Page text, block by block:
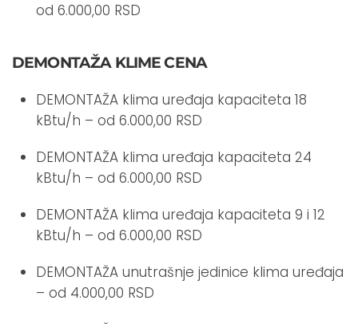
od 6.000,00 RSD
DEMONTAŽA KLIME CENA
DEMONTAŽA klima uređaja kapaciteta 18
kBtu/h – od 6.000,00 RSD
DEMONTAŽA klima uređaja kapaciteta 24
kBtu/h – od 6.000,00 RSD
DEMONTAŽA klima uređaja kapaciteta 9 i 12
kBtu/h – od 6.000,00 RSD
DEMONTAŽA unutrašnje jedinice klima uređaja
– od 4.000,00 RSD